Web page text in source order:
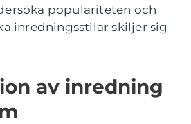
populariteten och
inredningsstilar skiljer sig
av inredning